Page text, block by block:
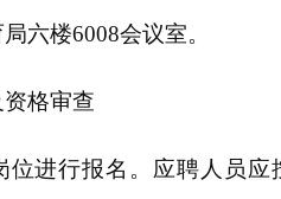
六楼6008会议室。
资格审查
位进行报名。应聘人员应